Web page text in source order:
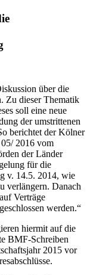
über die
Zu dieser Thematik
soll eine neue
der umstrittenen
berichtet der Kölner
2016 vom
der Länder
für die
v. 14.5. 2014, wie
verlängern. Danach
Verträge
werden.“
hiermit auf die
BMF-Schreiben
2015 vor